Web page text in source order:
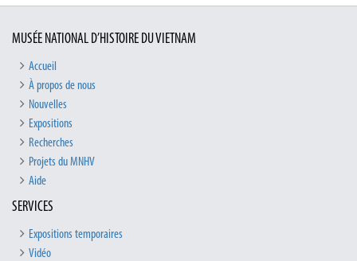
MUSÉE NATIONAL D’HISTOIRE DU VIETNAM
Accueil
À propos de nous
Nouvelles
Expositions
Recherches
Projets du MNHV
Aide
SERVICES
Expositions temporaires
Vidéo